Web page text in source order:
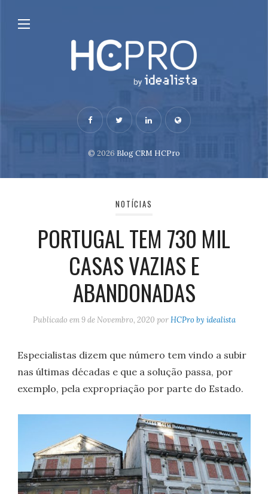
© 2026 Blog CRM HCPro
NOTÍCIAS
PORTUGAL TEM 730 MIL
CASAS VAZIAS E
ABANDONADAS
Publicado em 9 de Novembro, 2020 porHCPro by idealista
Especialistas dizem que número tem vindo a subir
nas últimas décadas e que a solução passa, por
exemplo, pela expropriação por parte do Estado.